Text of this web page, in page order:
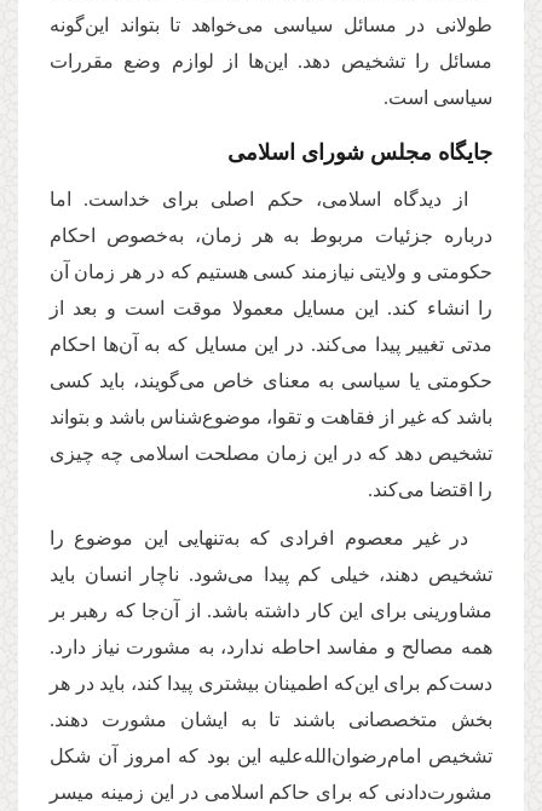
طولانی در مسائل سیاسی می‌خواهد تا بتواند این‌گونه
مسائل را تشخیص دهد. این‌ها از لوازم وضع مقررات
سیاسی است.
جایگاه مجلس شورای اسلامی
از دیدگاه اسلامی، حکم اصلی برای خداست. اما
درباره جزئیات مربوط به هر زمان، بهخصوص احکام
حکومتی و ولایتی نیازمند کسی هستیم که در هر زمان آن
را انشاء کند. این مسایل معمولا موقت است و بعد از
مدتی تغییر پیدا می‌کند. در این مسایل که به آن‌ها احکام
حکومتی یا سیاسی به معنای خاص می‌گویند، باید کسی
باشد که غیر از فقاهت و تقوا، موضوع‌‌شناس باشد و بتواند
تشخیص دهد که در این زمان مصلحت اسلامی چه چیزی
را اقتضا می‌کند.
در غیر معصوم افرادی که بهتنهایی این موضوع را
تشخیص دهند، خیلی کم پیدا می‌شود. ناچار انسان باید
مشاورینی برای این کار داشته باشد. از آن‌جا که رهبر بر
همه مصالح و مفاسد احاطه ندارد، به مشورت نیاز دارد.
دست‌کم برای این‌که اطمینان بیشتری پیدا کند، باید در هر
بخش متخصصانی باشند تا به ایشان مشورت دهند.
تشخیص امام‌رضوان‌الله‌علیه این بود که امروز آن شکل
مشورتدادنی که برای حاکم اسلامی در این زمینه میسر